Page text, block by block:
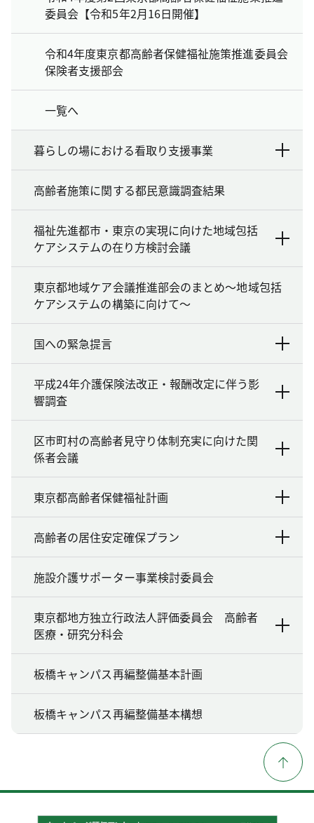
委員会【令和5年2月16日開催】
令和4年度東京都高齢者保健福祉施策推進委員会
保険者支援部会
一覧へ
暮らしの場における看取り支援事業
高齢者施策に関する都民意識調査結果
福祉先進都市・東京の実現に向けた地域包括
ケアシステムの在り方検討会議
東京都地域ケア会議推進部会のまとめ～地域包括
ケアシステムの構築に向けて～
国への緊急提言
平成24年介護保険法改正・報酬改定に伴う影
響調査
区市町村の高齢者見守り体制充実に向けた関
係者会議
東京都高齢者保健福祉計画
高齢者の居住安定確保プラン
施設介護サポーター事業検討委員会
東京都地方独立行政法人評価委員会 高齢者
医療・研究分科会
板橋キャンパス再編整備基本計画
板橋キャンパス再編整備基本構想